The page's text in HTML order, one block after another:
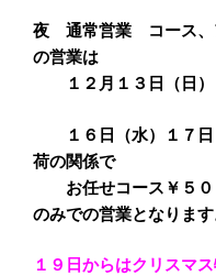
夜 通常営業 コース、
の営業は
１２月１３日（日）
１６日（水）１７日
荷の関係で
お任せコース￥５０
のみでの営業となります
１９日からはクリスマ